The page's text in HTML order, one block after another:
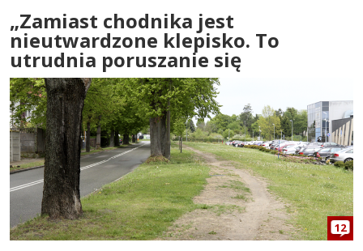
„Zamiast chodnika jest
nieutwardzone klepisko. To
utrudnia poruszanie się
12